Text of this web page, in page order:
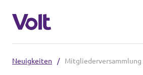
Neuigkeiten /